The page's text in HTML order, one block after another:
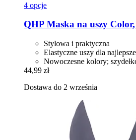
4 opcje
QHP Maska na uszy
Stylowa i praktyczna
Elastyczne uszy dla
Nowoczesne kolory;
44,99 zł
Dostawa do 2 września